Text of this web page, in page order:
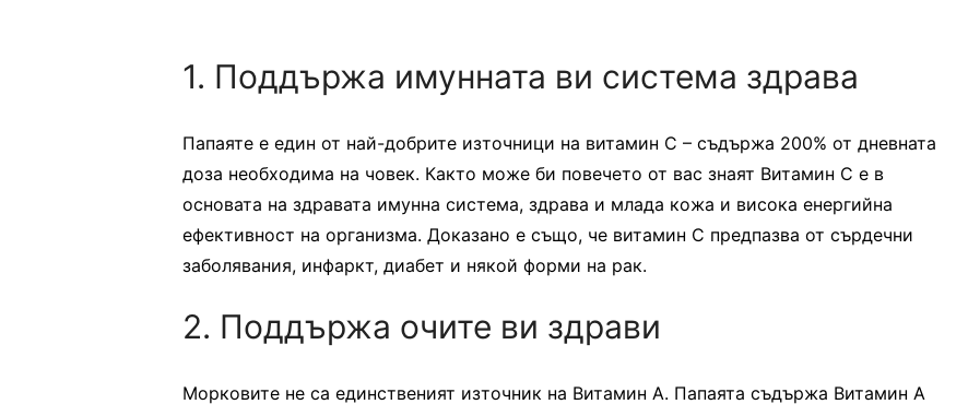
1. Поддържа имунната ви система здрава
Папаяте е един от най-добрите източници на витамин С – съдържа 200% от дневната
доза необходима на човек. Както може би повечето от вас знаят Витамин С е в
основата на здравата имунна система, здрава и млада кожа и висока енергийна
ефективност на организма. Доказано е също, че витамин С предпазва от сърдечни
заболявания, инфаркт, диабет и някой форми на рак.
2. Поддържа очите ви здрави
Морковите не са единственият източник на Витамин А. Папаята съдържа Витамин А